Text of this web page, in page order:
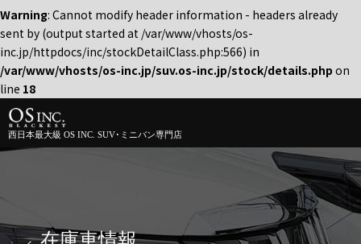
Warning: Cannot modify header information - headers already
sent by (output started at /var/www/vhosts/os-
inc.jp/httpdocs/inc/stockDetailClass.php:566) in
/var/www/vhosts/os-inc.jp/suv.os-inc.jp/stock/details.php on
line 18
西日本最大級 OS INC. SUV･ミニバン専門店